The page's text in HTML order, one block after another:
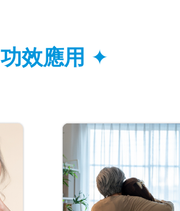
功效應用 ✦